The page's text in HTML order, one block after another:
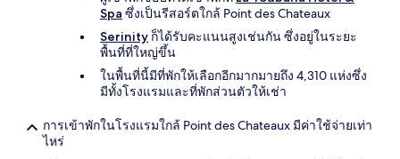
Spa ซึ่งเป็นรีสอร์ตใกล้ Point des Chateaux
Serinity ก็ได้รับคะแนนสูงเช่นกัน ซึ่งอยู่ในระยะ
พื้นที่ที่ใหญ่ขึ้น
ในพื้นที่นี้มีที่พักให้เลือกอีกมากมายถึง 4,310 แห่งซึ่ง
มีทั้งโรงแรมและที่พักส่วนตัวให้เช่า
การเข้าพักในโรงแรมใกล้ Point des Chateaux มีค่าใช้จ่ายเท่า
ไหร่